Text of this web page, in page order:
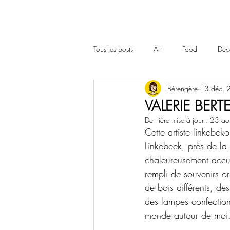
Tous les posts Art Food
VALERIE
Bérengère 13 déc.
Dernière mise à jour : 23
Cette artiste
Linkebeek, près de
chaleureusement
rempli de souvenirs
de bois différents,
des lampes
monde autour de